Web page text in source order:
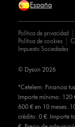
España
Política de privacidad
Política de cookies
Impuesto Sociedades
*Cetelem: Financia
Importe mínimo: 120
600 € en 10 meses.
crédito: 0 €. Importe
© Dyson 2026